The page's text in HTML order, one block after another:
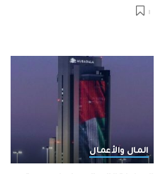
المال والأعمال